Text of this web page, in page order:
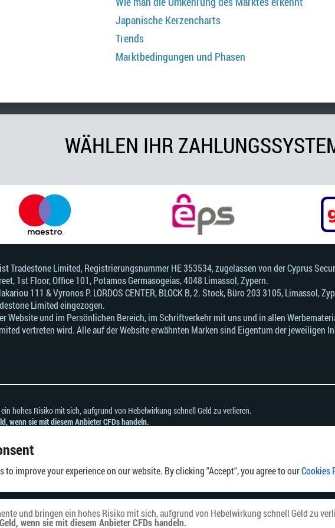
to improve your experience on our website. By clicking "Accept", you agree to ourCookies
und bringen ein hohes Risiko mit sich, aufgrund von Hebelwirkung schnell Geld zu
wenn sie mit diesem Anbieter CFDs handeln.
Japanische Kerzencharts
Trends
Marktbedingungen und Phasen
WÄHLEN IHR
Tradestone Limited, Registrierungsnummer HE 353534, zugelassen von der Cyprus
1st Floor, Office 101, Potamos Germasogeias, 4048 Limassol, Zypern.
111 & Vyronos Р. LORDOS CENTER, BLOCK В, 2. Stock, Büro 203 3105, Limassol,
Limited eingezogen.
Website und im Persönlichen Bereich, im Schriftverkehr mit uns und in allen
vertreten wird. Alle auf der Website erwähnten Marken sind Eigentum der jeweiligen
hohes Risiko mit sich, aufgrund von Hebelwirkung schnell Geld zu verlieren.
wenn sie mit diesem Anbieter CFDs handeln.
CFDs funktionieren und ob Sie es sich leisten können, zu riskieren, Ihr Geld zu verlieren.
und Offenlegungen
für Personen bestimmt, die in einem Land oder einer Rechtsordnung ansässig sind, in dem die